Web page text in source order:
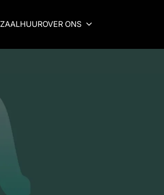
ZAALHUUROVER ONS